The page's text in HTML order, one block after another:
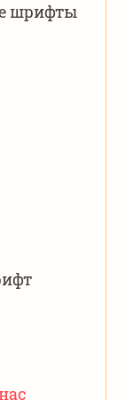
шрифты